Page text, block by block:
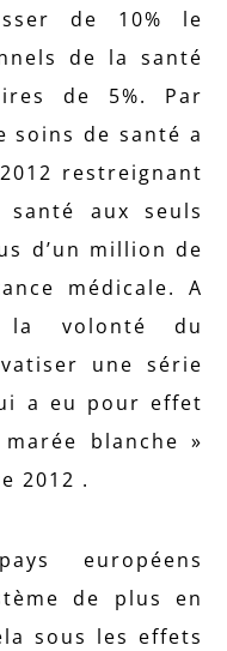
de 10% le
de la santé
de 5%. Par
soins de santé a
restreignant
santé aux seuls
d’un million de
médicale. A
la volonté du
une série
a eu pour effet
blanche »
2012 .
européens
de plus en
sous les effets